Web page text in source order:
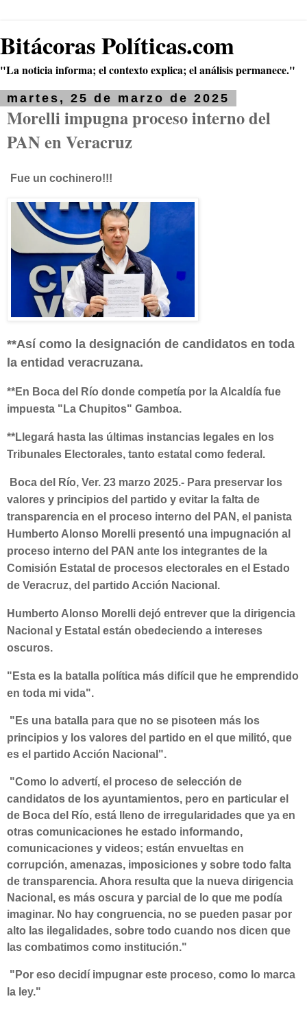
Bitácoras Políticas.com
"La noticia informa; el contexto explica; el análisis permanece."
martes, 25 de marzo de 2025
Morelli impugna proceso interno del
PAN en Veracruz
Fue un cochinero!!!
**Así como la designación de candidatos en toda
la entidad veracruzana.
**En Boca del Río donde competía por la Alcaldía fue
impuesta "La Chupitos" Gamboa.
**Llegará hasta las últimas instancias legales en los
Tribunales Electorales, tanto estatal como federal.
Boca del Río, Ver. 23 marzo 2025.- Para preservar los
valores y principios del partido y evitar la falta de
transparencia en el proceso interno del PAN, el panista
Humberto Alonso Morelli presentó una impugnación al
proceso interno del PAN ante los integrantes de la
Comisión Estatal de procesos electorales en el Estado
de Veracruz, del partido Acción Nacional.
Humberto Alonso Morelli dejó entrever que la dirigencia
Nacional y Estatal están obedeciendo a intereses
oscuros.
"Esta es la batalla política más difícil que he emprendido
en toda mi vida".
"Es una batalla para que no se pisoteen más los
principios y los valores del partido en el que militó, que
es el partido Acción Nacional".
"Como lo advertí, el proceso de selección de
candidatos de los ayuntamientos, pero en particular el
de Boca del Río, está lleno de irregularidades que ya en
otras comunicaciones he estado informando,
comunicaciones y videos; están envueltas en
corrupción, amenazas, imposiciones y sobre todo falta
de transparencia. Ahora resulta que la nueva dirigencia
Nacional, es más oscura y parcial de lo que me podía
imaginar. No hay congruencia, no se pueden pasar por
alto las ilegalidades, sobre todo cuando nos dicen que
las combatimos como institución."
"Por eso decidí impugnar este proceso, como lo marca
la ley."